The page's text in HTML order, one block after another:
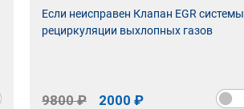
Если неисправен Клапан EGR системы
рециркуляции выхлопных газов
9800 ₽ 2000 ₽